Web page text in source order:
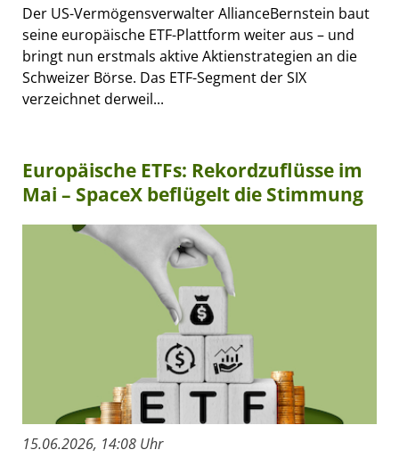
Der US-Vermögensverwalter AllianceBernstein baut
seine europäische ETF-Plattform weiter aus – und
bringt nun erstmals aktive Aktienstrategien an die
Schweizer Börse. Das ETF-Segment der SIX
verzeichnet derweil...
Europäische ETFs: Rekordzuflüsse im
Mai – SpaceX beflügelt die Stimmung
15.06.2026, 14:08 Uhr